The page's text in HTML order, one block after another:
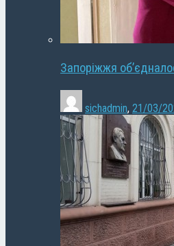
Запоріжжя
sichadmin, 21/03/